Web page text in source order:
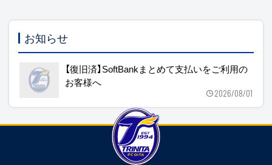
お知らせ
【復旧済】SoftBankまとめて支払いをご利用の
お客様へ
2026/08/01